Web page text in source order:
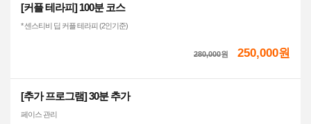
[커플 테라피] 100분 코스
* 센스티비 딥 커플 테라피 (2인기준)
280,000원 250,000원
[추가 프로그램] 30분 추가
페이스 관리